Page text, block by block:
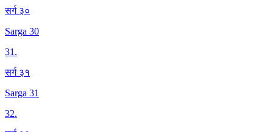
सर्ग ३०
Sarga 30
31.
सर्ग ३१
Sarga 31
32.